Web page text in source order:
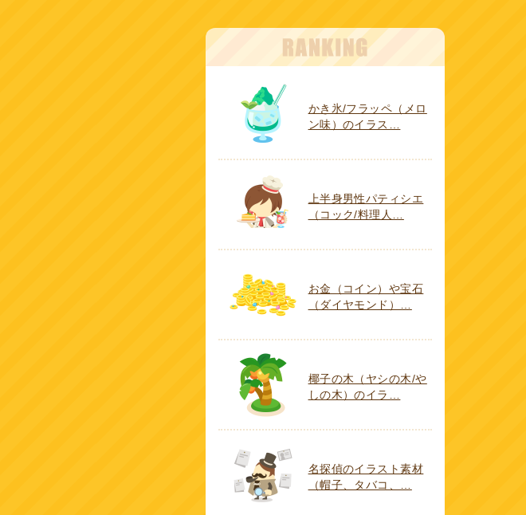
かき氷/フラッペ（メロ
ン味）のイラス…
上半身男性パティシエ
（コック/料理人…
お金（コイン）や宝石
（ダイヤモンド）…
椰子の木（ヤシの木/や
しの木）のイラ…
名探偵のイラスト素材
（帽子、タバコ、…